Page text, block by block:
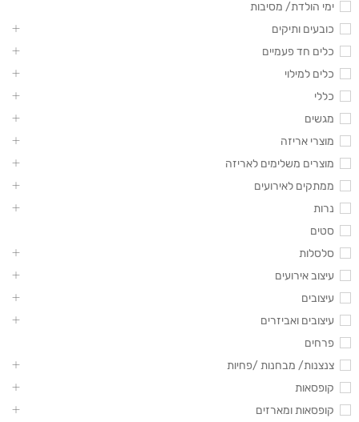
ימי הולדת/ מסיבות
כובעים ותיקים
כלים חד פעמיים
כלים למילוי
כללי
מגשים
מוצרי אריזה
מוצרים משלימים לאריזה
ממתקים לאירועים
נרות
סטים
סלסלות
עיצוב אירועים
עיצובים
עיצובים ואביזרים
פרחים
צנצנות/ מבחנות /פחיות
קופסאות
קופסאות ומארזים